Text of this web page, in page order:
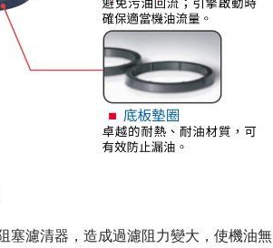
塞濾清器，造成過濾阻力變大，使機油無